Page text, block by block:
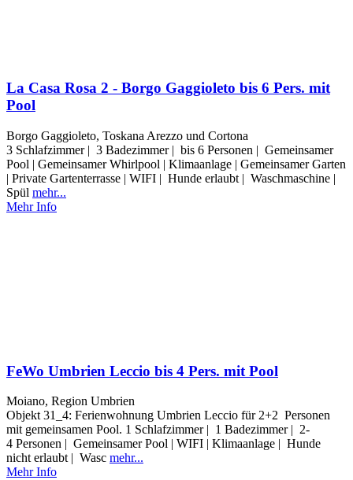
La Casa Rosa 2 - Borgo Gaggioleto bis 6 Pers. mit
Pool
Borgo Gaggioleto, Toskana Arezzo und Cortona
3 Schlafzimmer | 3 Badezimmer | bis 6 Personen | Gemeinsamer
Pool | Gemeinsamer Whirlpool | Klimaanlage | Gemeinsamer Garten
| Private Gartenterrasse | WIFI | Hunde erlaubt | Waschmaschine |
Spül mehr...
Mehr Info
FeWo Umbrien Leccio bis 4 Pers. mit Pool
Moiano, Region Umbrien
Objekt 31_4: Ferienwohnung Umbrien Leccio für 2+2 Personen
mit gemeinsamen Pool. 1 Schlafzimmer | 1 Badezimmer | 2-
4 Personen | Gemeinsamer Pool | WIFI | Klimaanlage | Hunde
nicht erlaubt | Wasc mehr...
Mehr Info